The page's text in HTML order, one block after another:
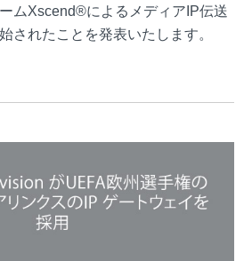
ムXscend®によるメディアIP伝送
されたことを発表いたします。